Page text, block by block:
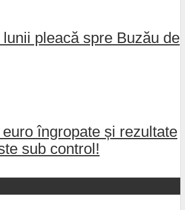
pleacă spre Buzău de
îngropate și rezultate
sub control!